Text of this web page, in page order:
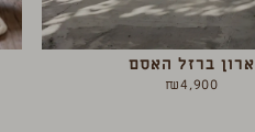
ארון ברזל האסם
₪4,900